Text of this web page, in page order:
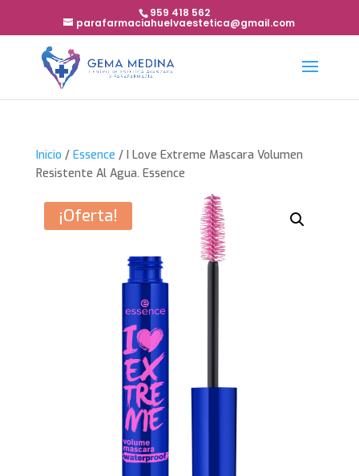
959 418 562
parafarmaciahuelvaestetica@gmail.com
Inicio / Essence / I Love Extreme Mascara Volumen
Resistente Al Agua. Essence
¡Oferta!